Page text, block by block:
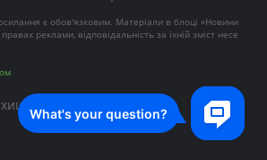
є обов'язковим. Матеріали в блоці «Новини
реклами, відповідальність за їхній зміст несе